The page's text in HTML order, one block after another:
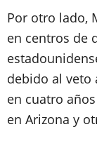
Por otro lado,
en centros de
debido al veto
en cuatro
en Arizona y